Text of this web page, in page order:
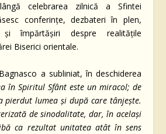
celebrarea zilnică a Sfintei
conferințe, dezbateri în plen,
împărtășiri despre realitățile
Biserici orientale.
a subliniat, în deschiderea
în Spiritul Sfânt este un miracol; de
pierdut lumea și după care tânjește.
de sinodalitate, dar, în același
ca rezultat unitatea atât în sens